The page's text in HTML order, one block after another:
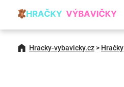
Hracky-vybavicky.cz> Hračky